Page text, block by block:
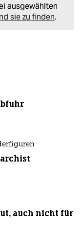
ausgewählten
sie zu finden.
auch nicht für